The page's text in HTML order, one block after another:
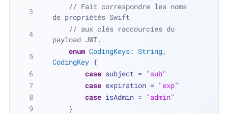
// Fait correspondre les noms
de propriétés Swift
// aux clés raccourcies du
payload JWT.
enum CodingKeys: String
CodingKey {
case subject = "sub"
case expiration = "exp"
case isAdmin = "admin"
    }